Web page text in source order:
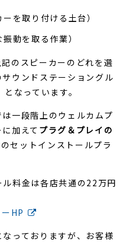
を取り付ける土台）
動を取る作業）
のスピーカーのどれを選
ウンドステーショングル
なっています。
一段階上のウェルカムプ
加えて プラグ＆プレイの
セットインストールプラ
料金は各店共通の22万円
HP
っておりますが、お客様